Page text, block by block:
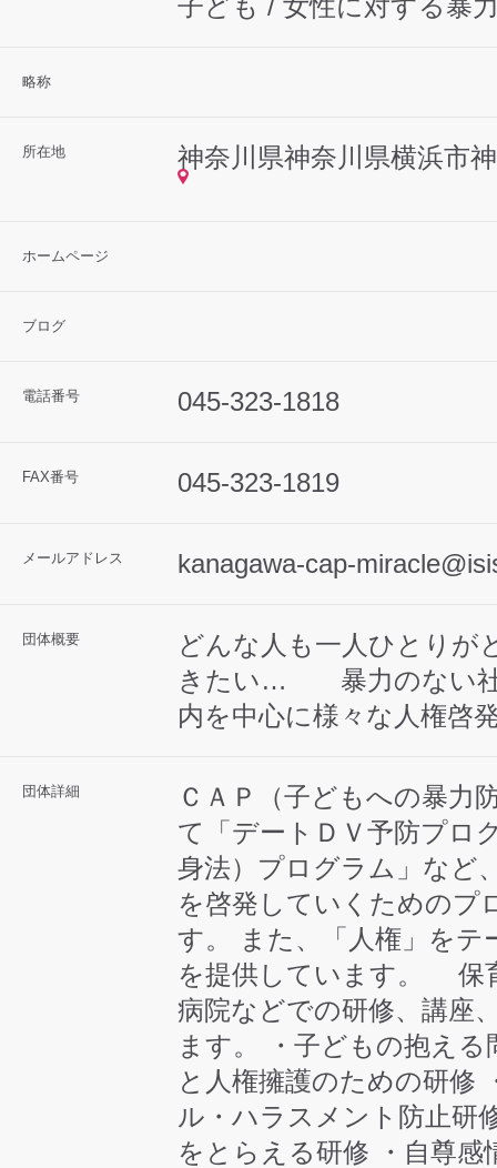
子ども / 女性に対する暴
略称
所在地 神奈川県神奈川県横浜市
ホームページ
ブログ
電話番号 045-323-1818
FAX番号 045-323-1819
メールアドレス kanagawa-cap-
団体概要
どんな人も一人ひとりが
きたい… 暴力のない社
内を中心に様々な人権啓
団体詳細
ＣＡＰ（子どもへの暴力
て「デートＤＶ予防プロ
身法）プログラム」など
を啓発していくためのプ
す。 また、「人権」を
を提供しています。 保
病院などでの研修、講座
ます。 ・子どもの抱え
と人権擁護のための研修
ル・ハラスメント防止研
をとらえる研修 ・自尊感